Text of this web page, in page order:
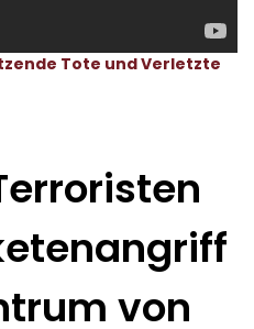
Tote und Verletzte
von